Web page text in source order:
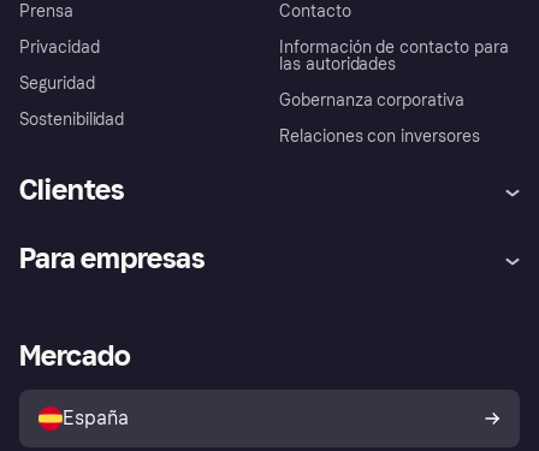
Prensa
Privacidad
Seguridad
Sostenibilidad
Contacto
Información de contacto para
las autoridades
Gobernanza corporativa
Relaciones con inversores
Clientes
Inicio de sesión
Directorio de tiendas
Política de protección al
comprador de Klarna
Reclamaciones
Para empresas
Acceso empresas
Mercado
España